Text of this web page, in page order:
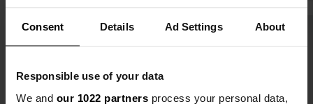
Consent Details Ad Settings About
Responsible use of your data
We and our 1022 partners process your personal data,
un peu trop cher. Mais c'est une
opinion personnelle. Le camping en
seul là
avec mini
Es-tu déjà venu ici ?